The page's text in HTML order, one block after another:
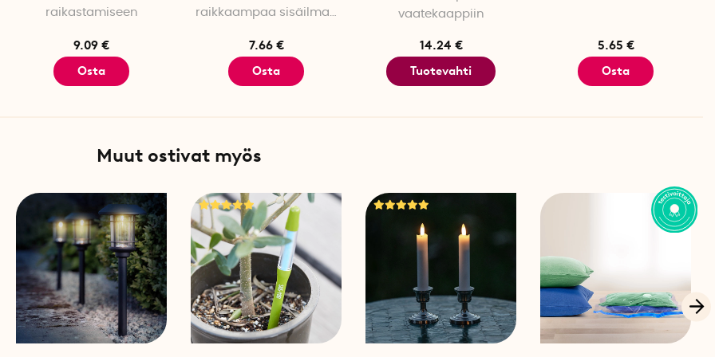
Voit käyttää seuraavia alustavana viitteenä:
1 liina kattaa noin 5-10 m3 alueen
2 liinaa riittää yhdelle autolle
Kestää noin 40 pesukertaa
vuorokauden koko ajan poistaakseen pahoja hajuja. Jos ne pölyttyvät tai
likaantuvat, ne voidaan pestä jopa 40 kertaa 40 °C:ssa ilman, että pesu vaikuttaa
liinojen toimintaan. Kuluneet liinat lajitellaan palavaksi jätteeksi.
Näin se toimii
Ruotsissa kehitetty patentoitu kyllästys neutraloi hajuja luonnollisen piiteknologian
avulla. Kangas imee ilmasta hajuhiukkaset, neutraloi ne ja vapauttaa sitten
hajuttomat hiukkaset uudelleen.
raikastamiseen
9.09 €
Osta
raikkaampaa sisäilmaa
7.66 €
Osta
vaatekaappiin
14.24 €
Tuotevahti
5.65 €
Osta
Muut ostivat myös